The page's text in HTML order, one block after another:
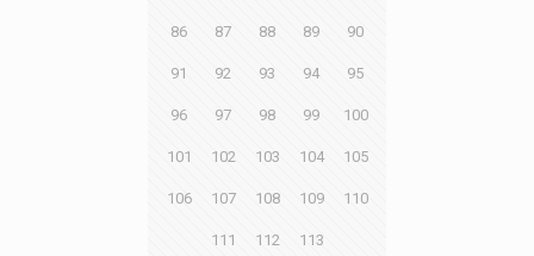
86 87 88 89 90
91 92 93 94 95
96 97 98 99 100
101 102 103 104 105
106 107 108 109 110
111 112 113